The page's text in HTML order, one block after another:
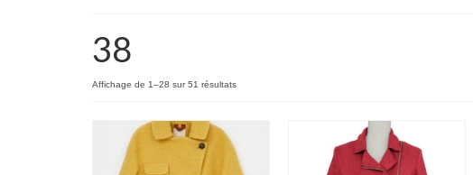
38
Affichage de 1–28 sur 51 résultats